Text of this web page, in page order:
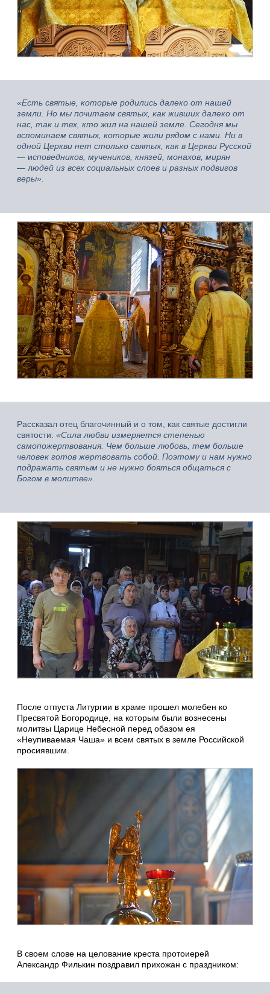
«Есть святые, которые родились далеко от нашей
земли. Но мы почитаем святых, как живших далеко от
нас, так и тех, кто жил на нашей земле. Сегодня мы
вспоминаем святых, которые жили рядом с нами. Ни в
одной Церкви нет столько святых, как в Церкви Русской
— исповедников, мучеников, князей, монахов, мирян
— людей из всех социальных слоев и разных подвигов
веры».
Рассказал отец благочинный и о том, как святые достигли
святости: «Сила любви измеряется степенью
самопожертвования. Чем больше любовь, тем больше
человек готов жертвовать собой. Поэтому и нам нужно
подражать святым и не нужно бояться общаться с
Богом в молитве».
После отпуста Литургии в храме прошел молебен ко
Пресвятой Богородице, на которым были вознесены
молитвы Царице Небесной перед обазом ея
«Неупиваемая Чаша» и всем святых в земле Российской
просиявшим.
В своем слове на целование креста протоиерей
Александр Филькин поздравил прихожан с праздником: